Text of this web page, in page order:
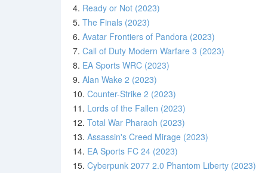
4. Ready or Not (2023)
5. The Finals (2023)
6. Avatar Frontiers of Pandora (2023)
7. Call of Duty Modern Warfare 3 (2023)
8. EA Sports WRC (2023)
9. Alan Wake 2 (2023)
10. Counter-Strike 2 (2023)
11. Lords of the Fallen (2023)
12. Total War Pharaoh (2023)
13. Assassin's Creed Mirage (2023)
14. EA Sports FC 24 (2023)
15. Cyberpunk 2077 2.0 Phantom Liberty (2023)